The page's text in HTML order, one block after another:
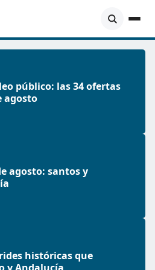
público: las 34 ofertas
agosto
agosto: santos y
históricas que